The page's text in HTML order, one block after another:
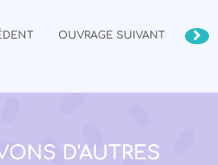
OUVRAGE SUIVANT
D'AUTRES